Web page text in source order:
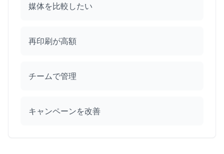
媒体を比較したい
再印刷が高額
チームで管理
キャンペーンを改善